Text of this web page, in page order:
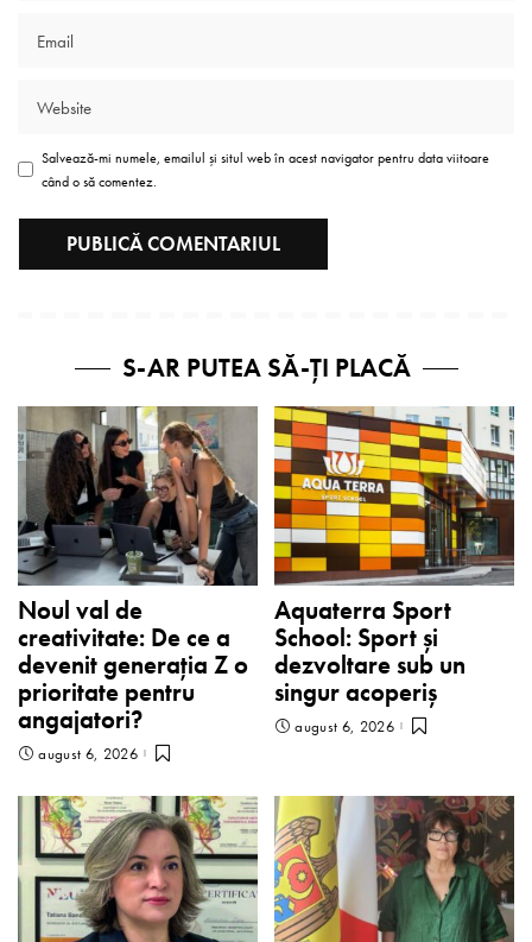
Salvează-mi numele, emailul și situl web în acest navigator pentru data viitoare
când o să comentez.
S-AR PUTEA SĂ-ȚI PLACĂ
Noul val de
creativitate: De ce a
devenit generația Z o
prioritate pentru
angajatori?
august 6, 2026
Aquaterra Sport
School: Sport și
dezvoltare sub un
singur acoperiș
august 6, 2026